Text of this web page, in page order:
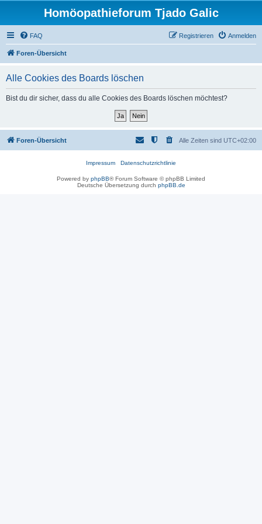
Homöopathieforum Tjado Galic
FAQ Anmelden
Registrieren
Foren-Übersicht
Alle Cookies des Boards löschen
Bist du dir sicher, dass du alle Cookies des Boards löschen möchtest?
Foren-Übersicht Alle Zeiten sind UTC+02:00
Impressum Datenschutzrichtlinie
Powered by phpBB® Forum Software © phpBB Limited
Deutsche Übersetzung durch phpBB.de